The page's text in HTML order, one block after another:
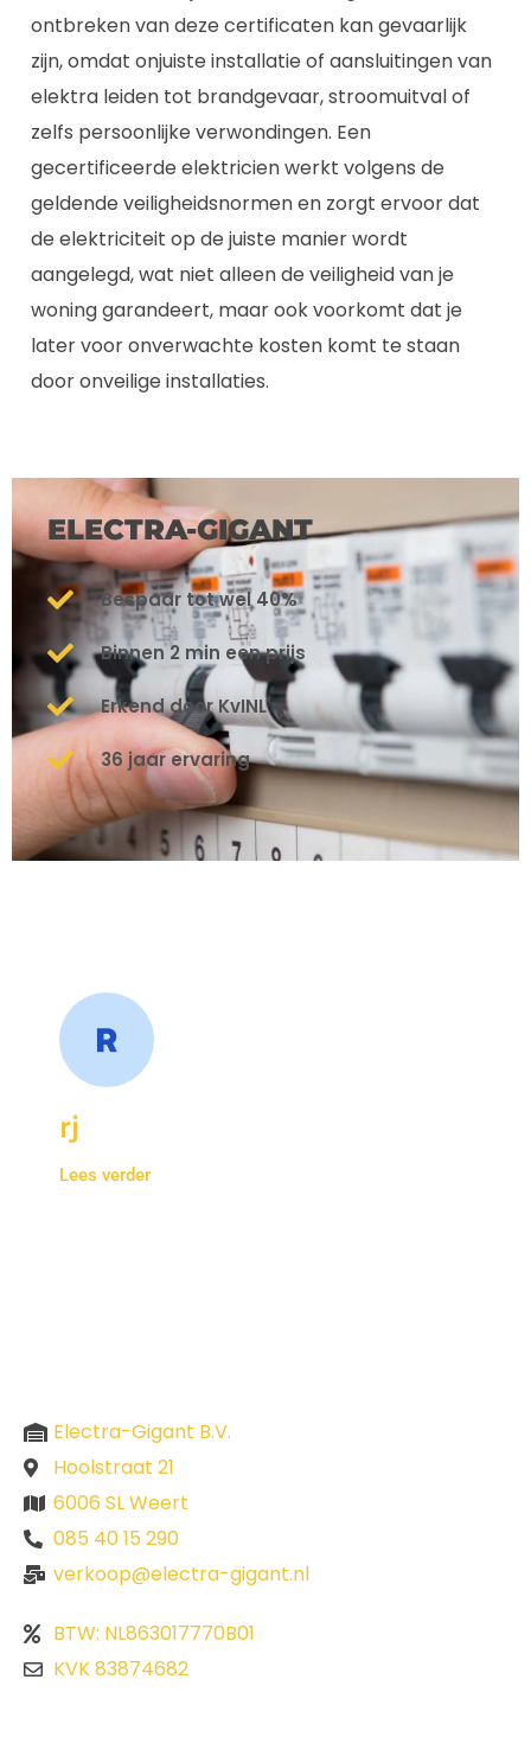
ontbreken van deze certificaten kan gevaarlijk
zijn, omdat onjuiste installatie of aansluitingen van
elektra leiden tot brandgevaar, stroomuitval of
zelfs persoonlijke verwondingen. Een
gecertificeerde elektricien werkt volgens de
geldende veiligheidsnormen en zorgt ervoor dat
de elektriciteit op de juiste manier wordt
aangelegd, wat niet alleen de veiligheid van je
woning garandeert, maar ook voorkomt dat je
later voor onverwachte kosten komt te staan
door onveilige installaties.
ELECTRA-GIGANT
Bespaar tot wel 40%
Binnen 2 min een prijs
Erkend door KvINL
36 jaar ervaring
rj
Lees verder
Electra-Gigant B.V.
Hoolstraat 21
6006 SL Weert
085 40 15 290
verkoop@electra-gigant.nl
BTW: NL863017770B01
KVK 83874682